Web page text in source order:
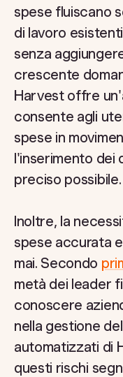
spese fluiscano
di lavoro
senza
crescente
Harvest offre
consente agli
spese in
l'inserimento dei
preciso possibile.
Inoltre, la
spese accurata
mai. Secondo
metà dei leader
conoscere
nella gestione
automatizzati di
questi rischi